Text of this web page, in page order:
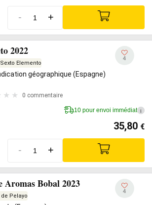
- +
2022
Elemento
géographique (Espagne)
0 commentaire
4
10 pour envoi immédiat i
35,80 €
- +
Aromas Bobal 2023
de Pelayo
4